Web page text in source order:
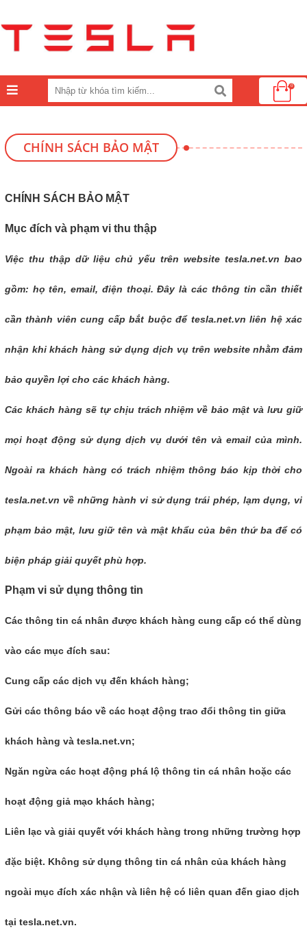
0
CHÍNH SÁCH BẢO MẬT
CHÍNH SÁCH BẢO MẬT
Mục đích và phạm vi thu thập
Việc thu thập dữ liệu chủ yếu trên website tesla.net.vn bao
gồm: họ tên, email, điện thoại. Đây là các thông tin cần thiết
cần thành viên cung cấp bắt buộc để tesla.net.vn liên hệ xác
nhận khi khách hàng sử dụng dịch vụ trên website nhằm đảm
bảo quyền lợi cho các khách hàng.
Các khách hàng sẽ tự chịu trách nhiệm về bảo mật và lưu giữ
mọi hoạt động sử dụng dịch vụ dưới tên và email của mình.
Ngoài ra khách hàng có trách nhiệm thông báo kịp thời cho
tesla.net.vn về những hành vi sử dụng trái phép, lạm dụng, vi
phạm bảo mật, lưu giữ tên và mật khẩu của bên thứ ba để có
biện pháp giải quyết phù hợp.
Phạm vi sử dụng thông tin
Các thông tin cá nhân được khách hàng cung cấp có thể dùng
vào các mục đích sau:
Cung cấp các dịch vụ đến khách hàng;
Gửi các thông báo về các hoạt động trao đổi thông tin giữa
khách hàng và tesla.net.vn;
Ngăn ngừa các hoạt động phá lộ thông tin cá nhân hoặc các
hoạt động giả mạo khách hàng;
Liên lạc và giải quyết với khách hàng trong những trường hợp
đặc biệt. Không sử dụng thông tin cá nhân của khách hàng
ngoài mục đích xác nhận và liên hệ có liên quan đến giao dịch
tại tesla.net.vn.